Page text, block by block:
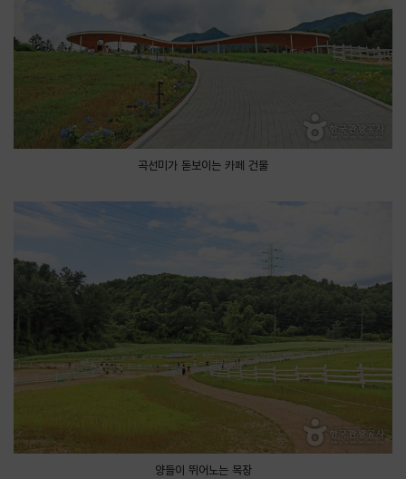
곡선미가 돋보이는 카페 건물
양들이 뛰어노는 목장